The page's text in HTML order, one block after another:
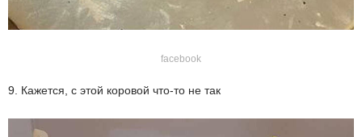
facebook
9. Кажется, с этой коровой что-то не так